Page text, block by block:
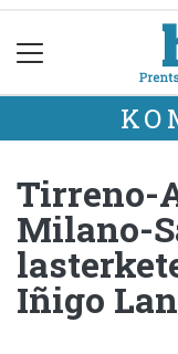
Tirreno-
Milano-
Iñigo